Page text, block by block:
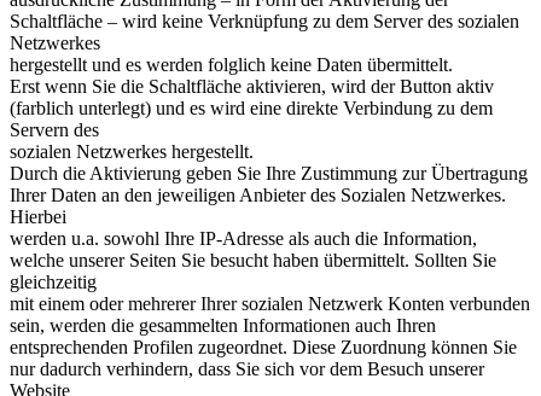
Schaltfläche – wird keine Verknüpfung zu dem Server des sozialen
Netzwerkes
hergestellt und es werden folglich keine Daten übermittelt.
Erst wenn Sie die Schaltfläche aktivieren, wird der Button aktiv
(farblich unterlegt) und es wird eine direkte Verbindung zu dem
Servern des
sozialen Netzwerkes hergestellt.
Durch die Aktivierung geben Sie Ihre Zustimmung zur Übertragung
Ihrer Daten an den jeweiligen Anbieter des Sozialen Netzwerkes.
Hierbei
werden u.a. sowohl Ihre IP-Adresse als auch die Information,
welche unserer Seiten Sie besucht haben übermittelt. Sollten Sie
gleichzeitig
mit einem oder mehrerer Ihrer sozialen Netzwerk Konten verbunden
sein, werden die gesammelten Informationen auch Ihren
entsprechenden Profilen zugeordnet. Diese Zuordnung können Sie
nur dadurch verhindern, dass Sie sich vor dem Besuch unserer
Website